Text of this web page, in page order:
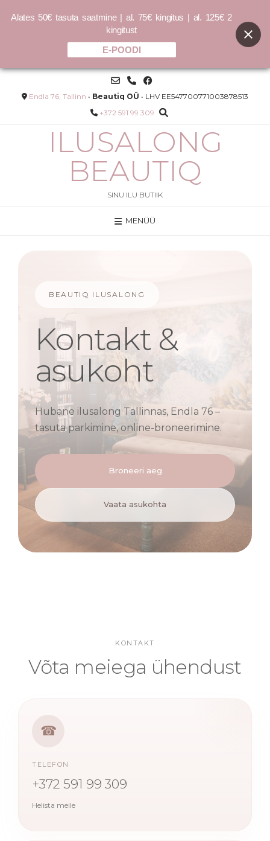
Exfoliating Enzyme 60ml –
Ensüümkoorija
Skip
contentEndla 76, Tallinn • Beautiq OÜ • LHV EE547700771003878513
+372 591 99 309
ILUSALONG
BEAUTIQ
SINU ILU BUTIIK
MENÜÜ
BEAUTIQ ILUSALONG
Kontakt &
asukoht
Hubane ilusalong Tallinnas, Endla 76 –
tasuta parkimine, online-broneerimine.
Broneeri aeg
Vaata asukohta
KONTAKT
Võta meiega ühendust
☎
TELEFON
+372 591 99 309
Helista meile
Alates 50€ tasuta saatmine | al. 75€ kingitus | al. 125€ 2
kingitust
E-POODI